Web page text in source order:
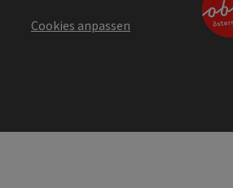
Cookies anpassen